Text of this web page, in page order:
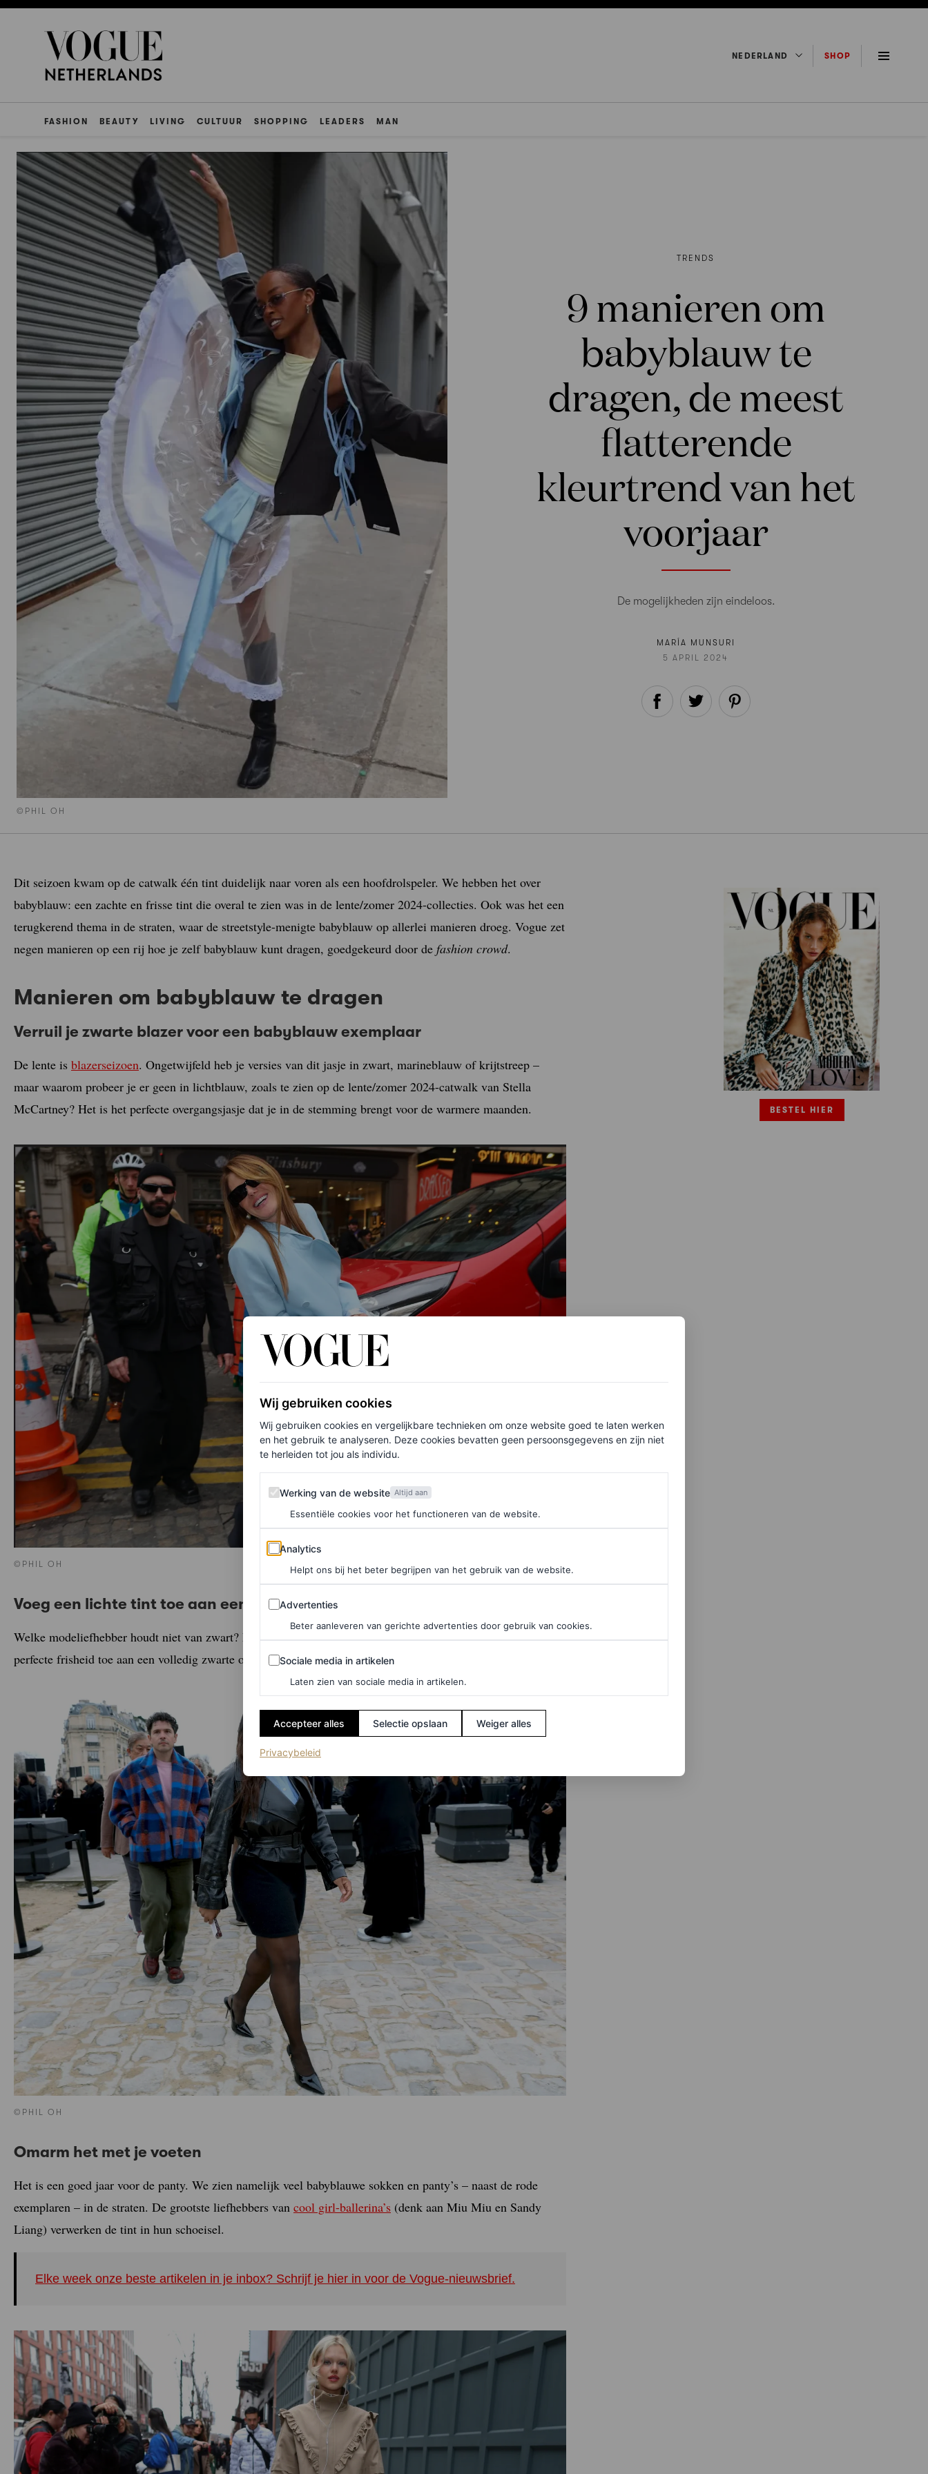
NEDERLAND SHOP
FASHION BEAUTY LIVING CULTUUR SHOPPING LEADERS MAN
©PHIL OH
TRENDS
9 manieren om
babyblauw te
dragen, de meest
flatterende
kleurtrend van het
voorjaar
De mogelijkheden zijn eindeloos.
MARÍA MUNSURI
5 APRIL 2024
Dit seizoen kwam op de catwalk één tint duidelijk naar voren als een hoofdrolspeler. We hebben het over
babyblauw: een zachte en frisse tint die overal te zien was in de lente/zomer 2024-collecties. Ook was het een
terugkerend thema in de straten, waar de streetstyle-menigte babyblauw op allerlei manieren droeg. Vogue zet
negen manieren op een rij hoe je zelf babyblauw kunt dragen, goedgekeurd door de fashion crowd.
Manieren om babyblauw te dragen
Verruil je zwarte blazer voor een babyblauw exemplaar
De lente is blazerseizoen. Ongetwijfeld heb je versies van dit jasje in zwart, marineblauw of krijtstreep –
maar waarom probeer je er geen in lichtblauw, zoals te zien op de lente/zomer 2024-catwalk van Stella
McCartney? Het is het perfecte overgangsjasje dat je in de stemming brengt voor de warmere maanden.
©PHIL OH
Voeg een lichte tint toe aan een zwarte look
Welke modeliefhebber houdt niet van zwart? Maar een vleugje babyblauw (ofkobaltblauw) dragen voegt de
perfecte frisheid toe aan een volledig zwarte outfit.
©PHIL OH
Omarm het met je voeten
Het is een goed jaar voor de panty. We zien namelijk veel babyblauwe sokken en panty’s – naast de rode
exemplaren – in de straten. De grootste liefhebbers van cool girl-ballerina’s (denk aan Miu Miu en Sandy
Liang) verwerken de tint in hun schoeisel.
Elke week onze beste artikelen in je inbox? Schrijf je hier in voor de Vogue-nieuwsbrief.
BESTEL HIER
Wij gebruiken cookies
Wij gebruiken cookies en vergelijkbare technieken om onze website goed te laten werken
en het gebruik te analyseren. Deze cookies bevatten geen persoonsgegevens en zijn niet
te herleiden tot jou als individu.
Werking van de website
Werking van de website Altijd aan
Essentiële cookies voor het functioneren van de website.
Analytics
Analytics
Helpt ons bij het beter begrijpen van het gebruik van de website.
Advertenties
Advertenties
Beter aanleveren van gerichte advertenties door gebruik van cookies.
Sociale media in artikelen
Sociale media in artikelen
Laten zien van sociale media in artikelen.
Accepteer alles Selectie opslaan Weiger alles
Privacybeleid